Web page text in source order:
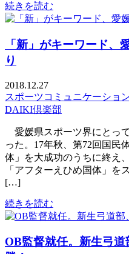
続きを読む
「新」がキーワード、
り
2018.12.27
スポーツコミュニケーショ
DAIKI倶楽部
愛媛県スポーツ界にとっ
った。17年秋、第72回国民
体」を大成功のうちに終え
「アフターえひめ国体」を
[…]
続きを読む
OB監督就任。新生弓